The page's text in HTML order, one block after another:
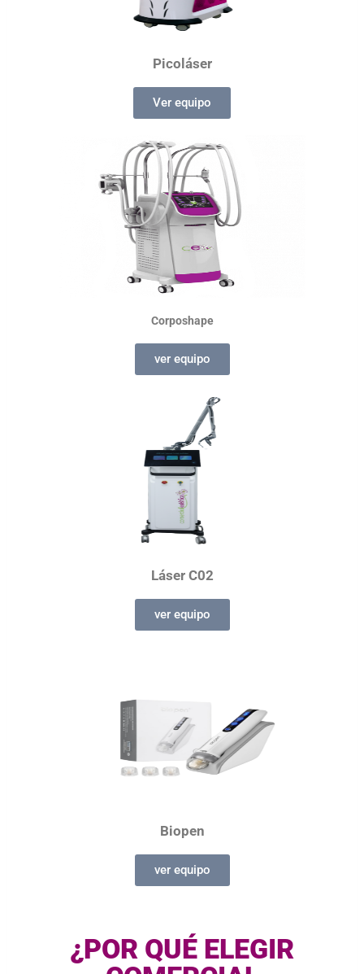
Picoláser
Ver equipo
Corposhape
ver equipo
Láser C02
ver equipo
Biopen
ver equipo
¿POR QUÉ ELEGIR